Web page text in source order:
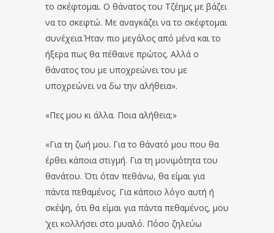
το σκέφτομαι. Ο θάνατος του Τζέημς με βάζει
να το σκεφτώ. Με αναγκάζει να το σκέφτομαι
συνέχεια.Ήταν πιο μεγάλος από μένα και το
ήξερα πως θα πέθαινε πρώτος. Αλλά ο
θάνατος του με υποχρεώνει του με
υποχρεώνει να δω την αλήθεια».
«Πες μου κι άλλα. Ποια αλήθεια;»
«Για τη ζωή μου. Για το θάνατό μου που θα
έρθει κάποια στιγμή. Για τη μονιμότητα του
θανάτου. Ότι όταν πεθάνω, θα είμαι για
πάντα πεθαμένος. Για κάποιο λόγο αυτή ή
σκέψη, ότι θα είμαι για πάντα πεθαμένος, μου
’χει κολλήσει στο μυαλό. Πόσο ζηλεύω